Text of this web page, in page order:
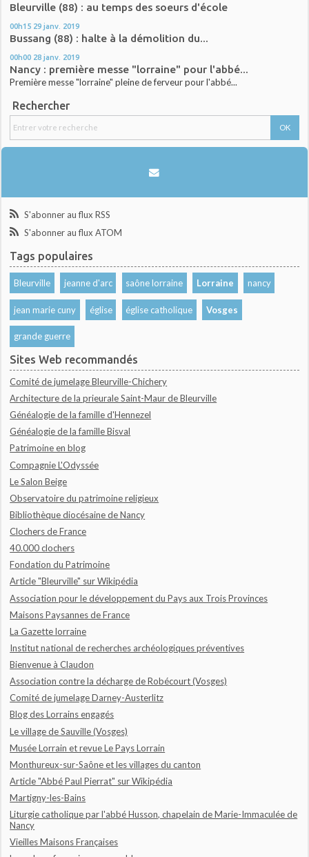
Bleurville (88) : au temps des soeurs d'école
00h15 29 janv. 2019
Bussang (88) : halte à la démolition du...
00h00 28 janv. 2019
Nancy : première messe "lorraine" pour l'abbé...
Première messe "lorraine" pleine de ferveur pour l'abbé...
Rechercher
S'abonner au flux RSS
S'abonner au flux ATOM
Tags populaires
Bleurville jeanne d'arc saône lorraine Lorraine nancy
jean marie cuny église église catholique Vosges
grande guerre
Sites Web recommandés
Comité de jumelage Bleurville-Chichery
Architecture de la prieurale Saint-Maur de Bleurville
Généalogie de la famille d'Hennezel
Généalogie de la famille Bisval
Patrimoine en blog
Compagnie L'Odyssée
Le Salon Beige
Observatoire du patrimoine religieux
Bibliothèque diocésaine de Nancy
Clochers de France
40.000 clochers
Fondation du Patrimoine
Article "Bleurville" sur Wikipédia
Association pour le développement du Pays aux Trois Provinces
Maisons Paysannes de France
La Gazette lorraine
Institut national de recherches archéologiques préventives
Bienvenue à Claudon
Association contre la décharge de Robécourt (Vosges)
Comité de jumelage Darney-Austerlitz
Blog des Lorrains engagés
Le village de Sauville (Vosges)
Musée Lorrain et revue Le Pays Lorrain
Monthureux-sur-Saône et les villages du canton
Article "Abbé Paul Pierrat" sur Wikipédia
Martigny-les-Bains
Liturgie catholique par l'abbé Husson, chapelain de Marie-Immaculée de
Nancy
Vieilles Maisons Françaises